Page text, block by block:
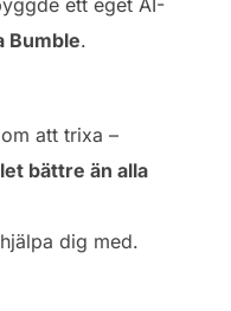
ett eget AI-
Bumble.
att trixa –
bättre än alla
dig med.